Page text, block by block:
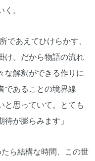
。
であえてひけらかす、
け。だから物語の流れ
な解釈ができる作りに
であることの境界線
と思っていて。とても
が膨らみます」
ら結構な時間、この世